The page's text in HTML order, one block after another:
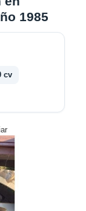
1985
cv